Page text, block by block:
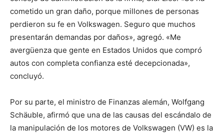
cometido un gran daño, porque millones de personas
perdieron su fe en Volkswagen. Seguro que muchos
presentarán demandas por daños», agregó. «Me
avergüenza que gente en Estados Unidos que compró
autos con completa confianza esté decepcionada»,
concluyó.
Por su parte, el ministro de Finanzas alemán, Wolfgang
Schäuble, afirmó que una de las causas del escándalo de
la manipulación de los motores de Volkswagen (VW) es la